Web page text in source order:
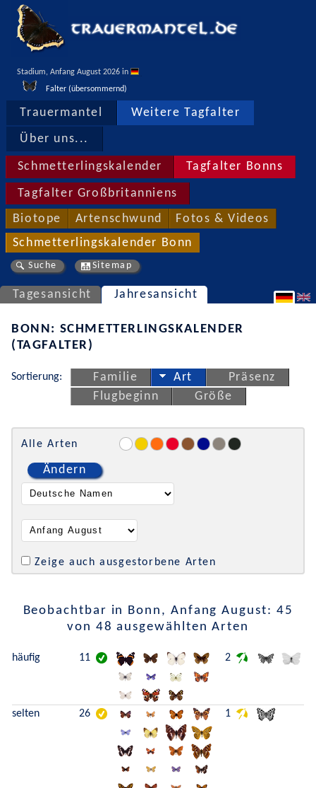
Stadium, Anfang August 2026 in
Falter (übersommernd)
Trauermantel Weitere Tagfalter
Über uns...
Schmetterlingskalender Tagfalter Bonns
Tagfalter Großbritanniens
Biotope Artenschwund Fotos & Videos
Schmetterlingskalender Bonn
Suche Sitemap
Tagesansicht Jahresansicht
BONN: SCHMETTERLINGSKALENDER
(TAGFALTER)
Sortierung: Familie Art
Präsenz
Flugbeginn
Größe
Alle Arten
Ändern
Zeige auch ausgestorbene Arten
Beobachtbar in Bonn, Anfang August: 45
von 48 ausgewählten Arten
häufig 11 2
selten 26 1